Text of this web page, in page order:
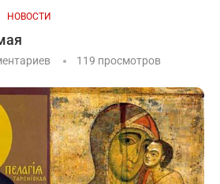
НОВОСТИ
119 просмотров